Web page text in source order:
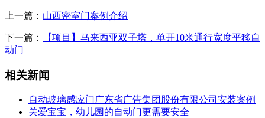
上一篇： 山西密室门案例介绍
下一篇：
【项目】马来西亚双子塔，单开10米通行宽度平移自
动门
相关新闻
自动玻璃感应门广东省广告集团股份有限公司安装案例
关爱宝宝，幼儿园的自动门更需要安全